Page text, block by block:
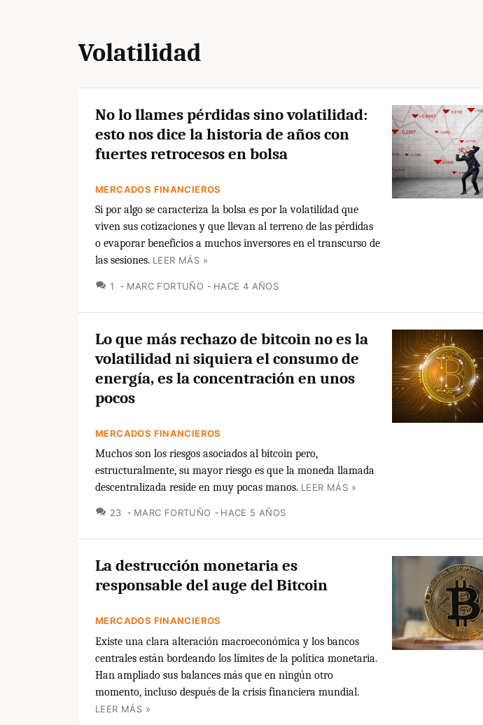
Volatilidad
No lo llames pérdidas sino volatilidad:
esto nos dice la historia de años con
fuertes retrocesos en bolsa
MERCADOS FINANCIEROS
Si por algo se caracteriza la bolsa es por la volatilidad que
viven sus cotizaciones y que llevan al terreno de las pérdidas
o evaporar beneficios a muchos inversores en el transcurso de
las sesiones. LEER MÁS »
1 COMENTARIOS
MARC FORTUÑO HACE 4 AÑOS
Lo que más rechazo de bitcoin no es la
volatilidad ni siquiera el consumo de
energía, es la concentración en unos
pocos
MERCADOS FINANCIEROS
Muchos son los riesgos asociados al bitcoin pero,
estructuralmente, su mayor riesgo es que la moneda llamada
descentralizada reside en muy pocas manos. LEER MÁS »
23 COMENTARIOS
MARC FORTUÑO HACE 5 AÑOS
La destrucción monetaria es
responsable del auge del Bitcoin
MERCADOS FINANCIEROS
Existe una clara alteración macroeconómica y los bancos
centrales están bordeando los límites de la política monetaria.
Han ampliado sus balances más que en ningún otro
momento, incluso después de la crisis financiera mundial.
LEER MÁS »